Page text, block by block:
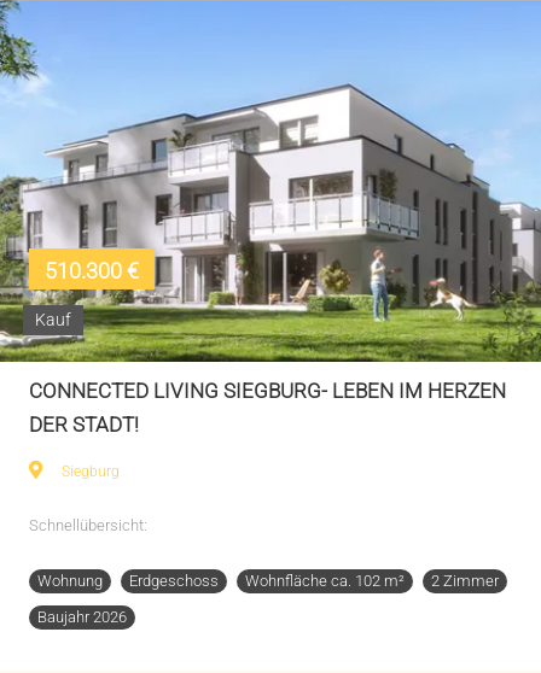
510.300 €
Kauf
CONNECTED LIVING SIEGBURG- LEBEN IM HERZEN
DER STADT!
Siegburg
Schnellübersicht:
Wohnung Erdgeschoss Wohnfläche ca. 102 m²
2 Zimmer
Baujahr 2026